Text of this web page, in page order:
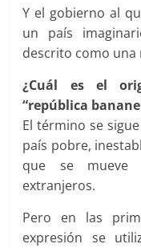
Y el gobierno al
un país
descrito como una
¿Cuál es el
“república
El término se
país pobre,
que se mueve
extranjeros.
Pero en las
expresión se